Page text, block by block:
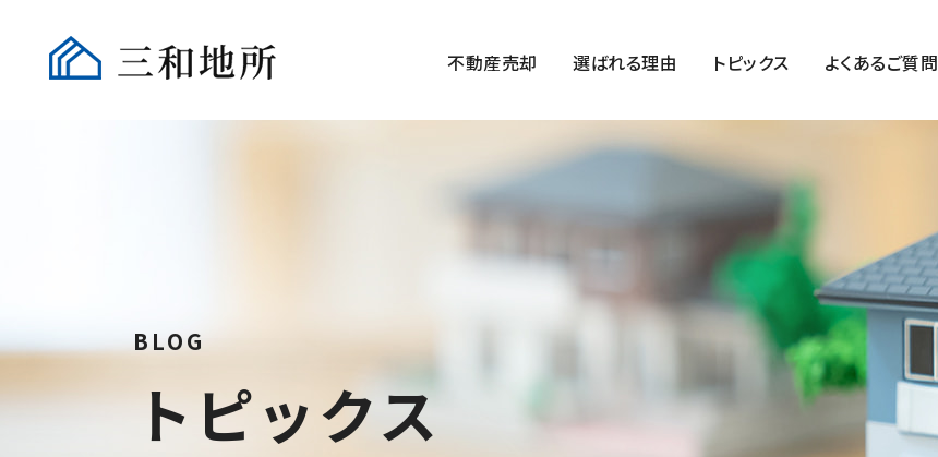
不動産売却 選ばれる理由 トピックス よくあるご質問
BLOG
トピックス